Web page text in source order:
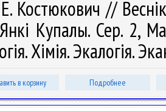
Костюкович // Веснік
Купалы. Сер. 2,
Хімія. Экалогія.
в корзину Подробнее